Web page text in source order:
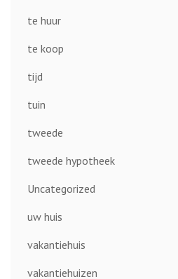
te huur
te koop
tijd
tuin
tweede
tweede hypotheek
Uncategorized
uw huis
vakantiehuis
vakantiehuizen